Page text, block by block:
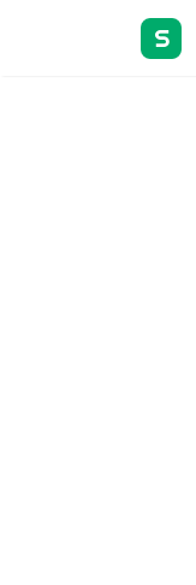
S